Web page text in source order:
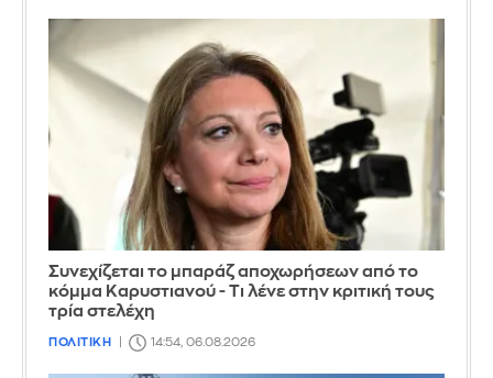
Συνεχίζεται το μπαράζ αποχωρήσεων από το
κόμμα Καρυστιανού - Τι λένε στην κριτική τους
τρία στελέχη
ΠΟΛΙΤΙΚΗ 14:54, 06.08.2026